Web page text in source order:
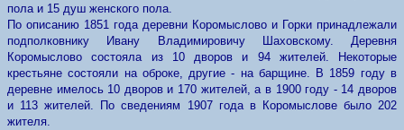
пола и 15 душ женского пола.
По описанию 1851 года деревни Коромыслово и Горки принадлежали
подполковнику Ивану Владимировичу Шаховскому. Деревня
Коромыслово состояла из 10 дворов и 94 жителей. Некоторые
крестьяне состояли на оброке, другие - на барщине. В 1859 году в
деревне имелось 10 дворов и 170 жителей, а в 1900 году - 14 дворов
и 113 жителей. По сведениям 1907 года в Коромыслове было 202
жителя.